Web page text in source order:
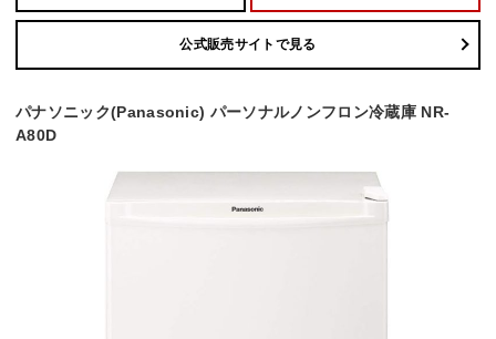
公式販売サイトで見る
パナソニック(Panasonic) パーソナルノンフロン冷蔵庫 NR-
A80D